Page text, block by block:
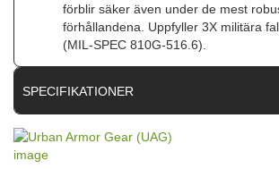
förblir säker även under de mest
förhållandena. Uppfyller 3X militära
(MIL-SPEC 810G-516.6).
SPECIFIKATIONER
Artikelnummer
Passar till